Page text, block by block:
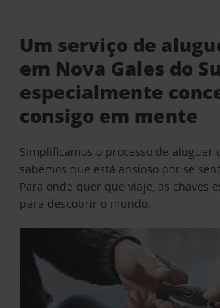
Um serviço de
em Nova Gales do
especialmente
consigo em mente
Simplificamos o processo de aluguer
sabemos que está ansioso por se
Para onde quer que viaje, as chaves
para descobrir o mundo.